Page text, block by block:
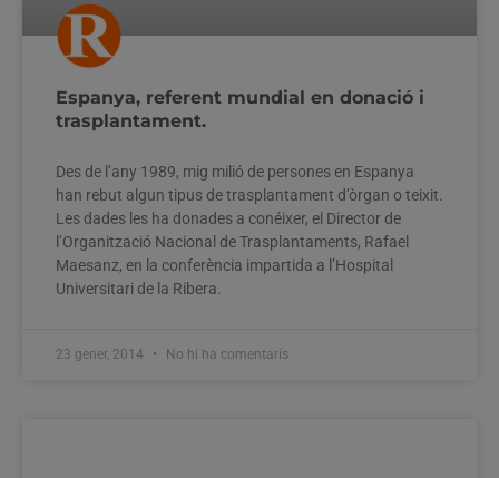
Espanya, referent mundial en donació i
trasplantament.
Des de l’any 1989, mig milió de persones en Espanya
han rebut algun tipus de trasplantament d’òrgan o teixit.
Les dades les ha donades a conéixer, el Director de
l’Organització Nacional de Trasplantaments, Rafael
Maesanz, en la conferència impartida a l’Hospital
Universitari de la Ribera.
23 gener, 2014 No hi ha comentaris